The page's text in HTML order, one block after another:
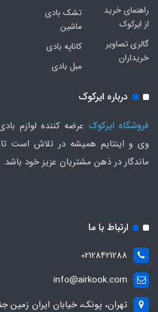
راهنمای خرید
از ایرکوک
گالری تصاویر
خریداران
تشک بادی
ماشین
کاناپه بادی
مبل بادی
درباره ایرکوک
فروشگاه ایرکوک عرضه کننده لوازم
وی و اینتایم همیشه در تلاش است
ماندگار در ذهن مشتریان عزیز خود باشد.
ارتباط با ما
02128421288
info@airkook.com